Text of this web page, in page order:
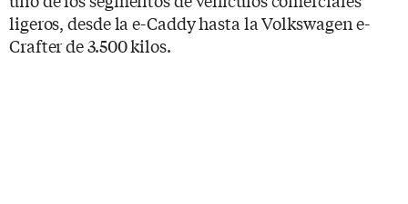
ligeros, desde la e-Caddy hasta la Volkswagen e-
Crafter de 3.500 kilos.